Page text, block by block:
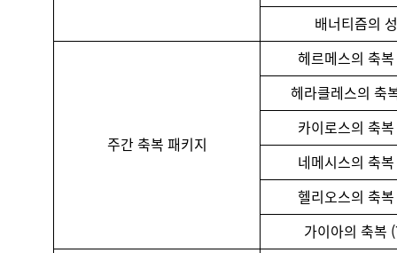
배너티즘의
주간 축복 패키지
헤르메스의 축
헤라클레스의 축
카이로스의 축
네메시스의 축
헬리오스의 축
가이아의 축복